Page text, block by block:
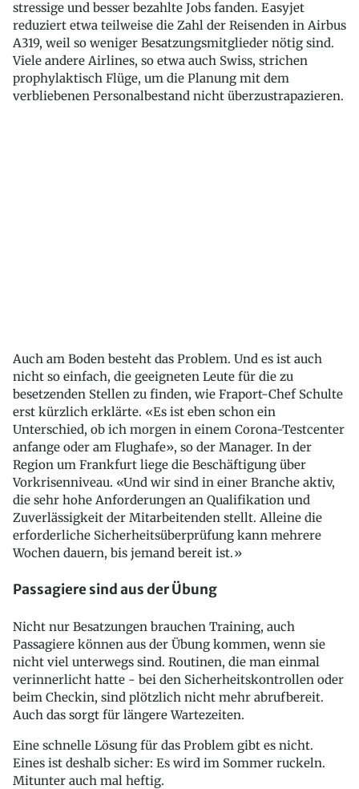
stressige und besser bezahlte Jobs fanden. Easyjet
reduziert etwa teilweise die Zahl der Reisenden in Airbus
A319, weil so weniger Besatzungsmitglieder nötig sind.
Viele andere Airlines, so etwa auch Swiss, strichen
prophylaktisch Flüge, um die Planung mit dem
verbliebenen Personalbestand nicht überzustrapazieren.
Auch am Boden besteht das Problem. Und es ist auch
nicht so einfach, die geeigneten Leute für die zu
besetzenden Stellen zu finden, wie Fraport-Chef Schulte
erst kürzlich erklärte. «Es ist eben schon ein
Unterschied, ob ich morgen in einem Corona-Testcenter
anfange oder am Flughafe», so der Manager. In der
Region um Frankfurt liege die Beschäftigung über
Vorkrisenniveau. «Und wir sind in einer Branche aktiv,
die sehr hohe Anforderungen an Qualifikation und
Zuverlässigkeit der Mitarbeitenden stellt. Alleine die
erforderliche Sicherheitsüberprüfung kann mehrere
Wochen dauern, bis jemand bereit ist.»
Passagiere sind aus der Übung
Nicht nur Besatzungen brauchen Training, auch
Passagiere können aus der Übung kommen, wenn sie
nicht viel unterwegs sind. Routinen, die man einmal
verinnerlicht hatte - bei den Sicherheitskontrollen oder
beim Checkin, sind plötzlich nicht mehr abrufbereit.
Auch das sorgt für längere Wartezeiten.
Eine schnelle Lösung für das Problem gibt es nicht.
Eines ist deshalb sicher: Es wird im Sommer ruckeln.
Mitunter auch mal heftig.